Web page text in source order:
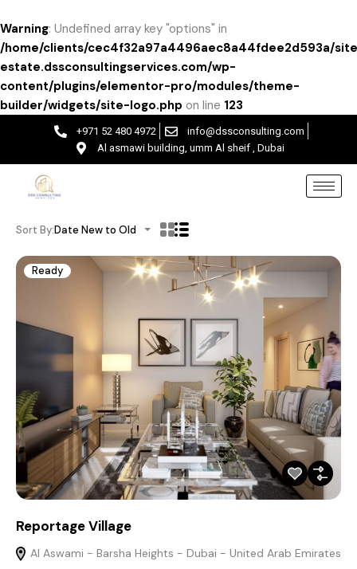
Warning: Undefined array key "options" in
/home/clients/cec4f32a97a4496aec8a44fdee2d593a/
estate.dssconsultingservices.com/wp-
content/plugins/elementor-pro/modules/theme-
builder/widgets/site-logo.php on line 123
+971 52 480 4972
info@dssconsulting.com
Al asmawi building, umm Al sheif , Dubai
Sort By:Date New to Old
Ready
Reportage Village
Al Aswami - Barsha Heights - Dubai - United Arab Emirates